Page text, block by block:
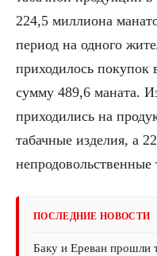
224,5 миллиона
период на одного
приходилось покупок
сумму 489,6 маната.
приходились на
табачные изделия, а
непродовольственные
ПОСЛЕДНИЕ НОВОСТИ
Баку и Ереван прошли